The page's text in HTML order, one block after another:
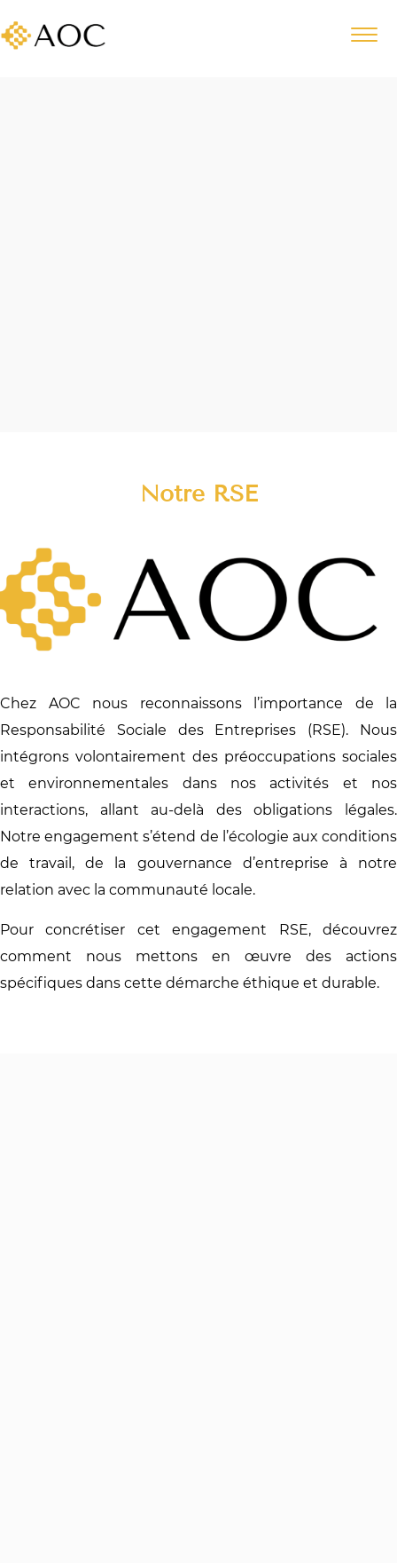
Notre RSE
Chez AOC nous reconnaissons l’importance de la
Responsabilité Sociale des Entreprises (RSE). Nous
intégrons volontairement des préoccupations sociales
et environnementales dans nos activités et nos
interactions, allant au-delà des obligations légales.
Notre engagement s’étend de l’écologie aux conditions
de travail, de la gouvernance d’entreprise à notre
relation avec la communauté locale.
Pour concrétiser cet engagement RSE, découvrez
comment nous mettons en œuvre des actions
spécifiques dans cette démarche éthique et durable.